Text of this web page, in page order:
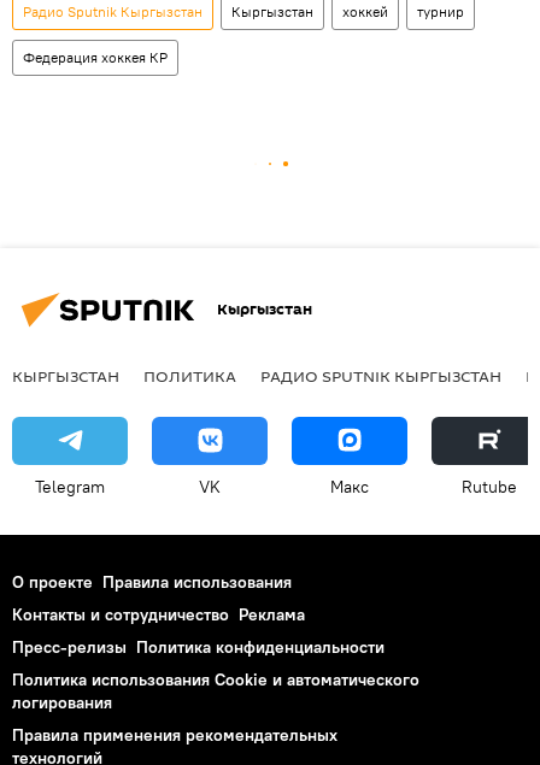
Радио Sputnik Кыргызстан Кыргызстан хоккей турнир
Федерация хоккея КР
Кыргызстан
КЫРГЫЗСТАН ПОЛИТИКА РАДИО SPUTNIK КЫРГЫЗСТАН
Telegram VK Макс Rutube
О проекте Правила использования
Контакты и сотрудничество Реклама
Пресс-релизы Политика конфиденциальности
Политика использования Cookie и автоматического
логирования
Правила применения рекомендательных
технологий